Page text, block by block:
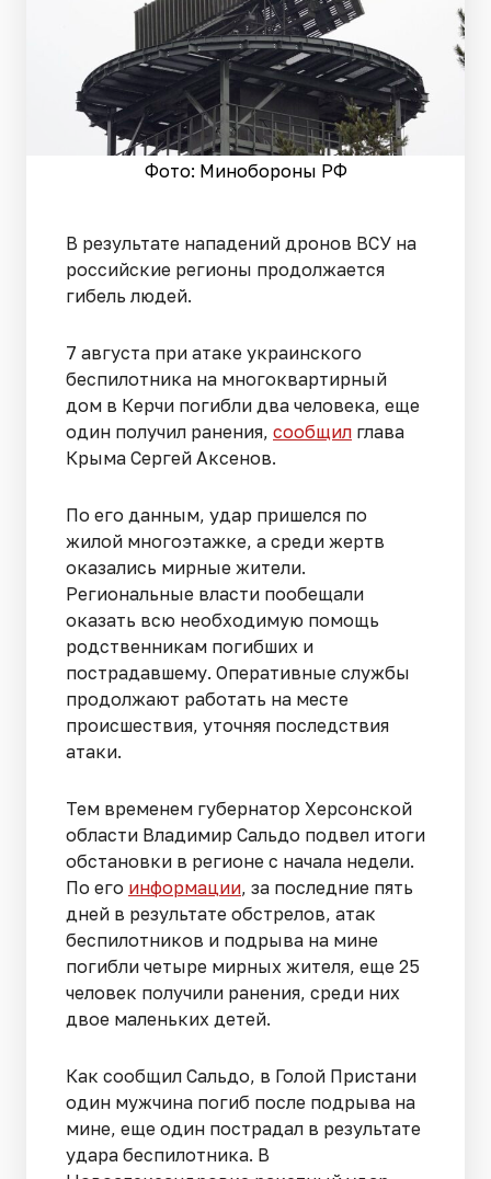
Фото: Минобороны РФ
В результате нападений дронов ВСУ на
российские регионы продолжается
гибель людей.
7 августа при атаке украинского
беспилотника на многоквартирный
дом в Керчи погибли два человека, еще
один получил ранения, сообщил глава
Крыма Сергей Аксенов.
По его данным, удар пришелся по
жилой многоэтажке, а среди жертв
оказались мирные жители.
Региональные власти пообещали
оказать всю необходимую помощь
родственникам погибших и
пострадавшему. Оперативные службы
продолжают работать на месте
происшествия, уточняя последствия
атаки.
Тем временем губернатор Херсонской
области Владимир Сальдо подвел итоги
обстановки в регионе с начала недели.
По его информации, за последние пять
дней в результате обстрелов, атак
беспилотников и подрыва на мине
погибли четыре мирных жителя, еще 25
человек получили ранения, среди них
двое маленьких детей.
Как сообщил Сальдо, в Голой Пристани
один мужчина погиб после подрыва на
мине, еще один пострадал в результате
удара беспилотника. В